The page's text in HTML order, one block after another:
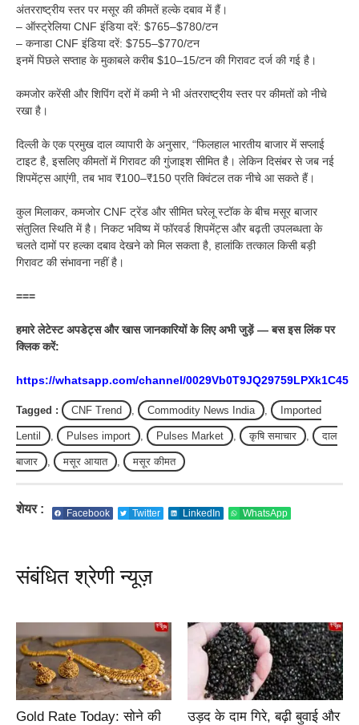
अंतरराष्ट्रीय स्तर पर मसूर की कीमतें हल्के दबाव में हैं।
– ऑस्ट्रेलिया CNF इंडिया दरें: $765–$780/टन
– कनाडा CNF इंडिया दरें: $755–$770/टन
इनमें पिछले सप्ताह के मुकाबले करीब $10–15/टन की गिरावट दर्ज की गई है।
कमजोर करेंसी और शिपिंग दरों में कमी ने भी अंतरराष्ट्रीय स्तर पर कीमतों को नीचे
रखा है।
दिल्ली के एक प्रमुख दाल व्यापारी के अनुसार, “फिलहाल भारतीय बाजार में सप्लाई
टाइट है, इसलिए कीमतों में गिरावट की गुंजाइश सीमित है। लेकिन दिसंबर से जब नई
शिपमेंट्स आएंगी, तब भाव ₹100–₹150 प्रति क्विंटल तक नीचे आ सकते हैं।
कुल मिलाकर, कमजोर CNF ट्रेंड और सीमित घरेलू स्टॉक के बीच मसूर बाजार
संतुलित स्थिति में है। निकट भविष्य में फॉरवर्ड शिपमेंट्स और बढ़ती उपलब्धता के
चलते दामों पर हल्का दबाव देखने को मिल सकता है, हालांकि तत्काल किसी बड़ी
गिरावट की संभावना नहीं है।
===
हमारे लेटेस्ट अपडेट्स और खास जानकारियों के लिए अभी जुड़ें — बस इस लिंक पर
क्लिक करें:
https://whatsapp.com/channel/0029Vb0T9JQ29759LPXk1C45
Tagged : CNF Trend Commodity News India Imported
Lentil Pulses import Pulses Market कृषि समाचार दाल
बाजार मसूर आयात मसूर कीमत
शेयर : Facebook Twitter LinkedIn WhatsApp
संबंधित श्रेणी न्यूज़
Gold Rate Today: सोने की
उड़द के दाम गिरे, बढ़ी बुवाई और